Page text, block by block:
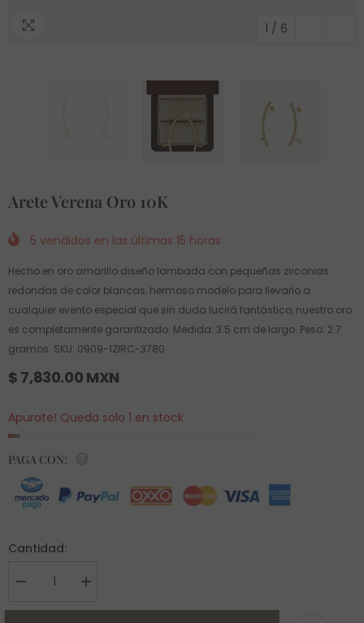
1 / 6
Arete Verena Oro 10K
5 vendidos en las últimas 15 horas
Hecho en oro amarillo diseño lambada con pequeñas zirconias
redondas de color blancas, hermoso modelo para llevarlo a
cualquier evento especial que sin duda lucirá fantástico, nuestro oro
es completamente garantizado. Medida: 3.5 cm de largo. Peso: 2.7
gramos. SKU: 0909-1ZIRC-3780
$ 7,830.00 MXN
Apurate! Queda solo 1 en stock
PAGA CON:
Cantidad:
Decrease
for
Increase
for